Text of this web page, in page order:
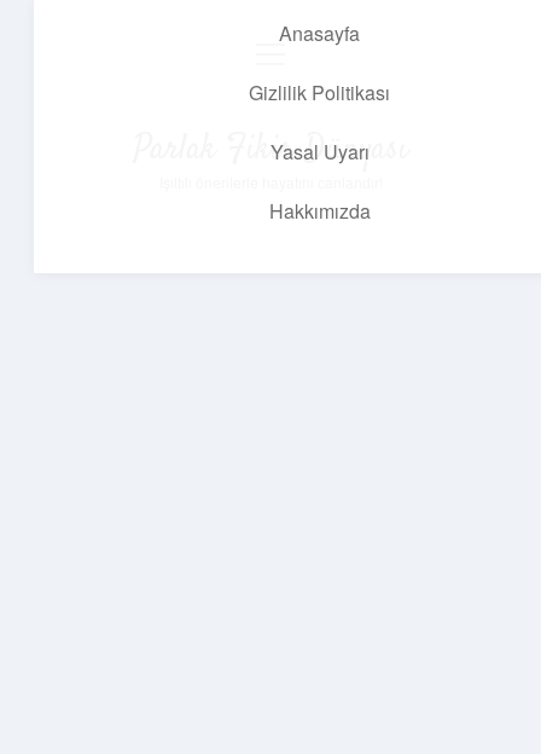
Anasayfa
Gizlilik Politikası
Yasal Uyarı
Hakkımızda
Parlak Fikir Dünyası